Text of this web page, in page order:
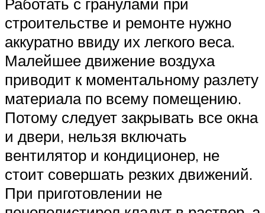
строительстве и ремонте нужно
аккуратно ввиду их легкого веса.
Малейшее движение воздуха
приводит к моментальному разлету
материала по всему помещению.
Потому следует закрывать все окна
и двери, нельзя включать
вентилятор и кондиционер, не
стоит совершать резких движений.
При приготовлении не